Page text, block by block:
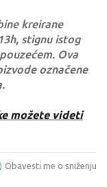
kreirane
stignu istog
Ova
označene
možete videti
Obavesti me o sniženju